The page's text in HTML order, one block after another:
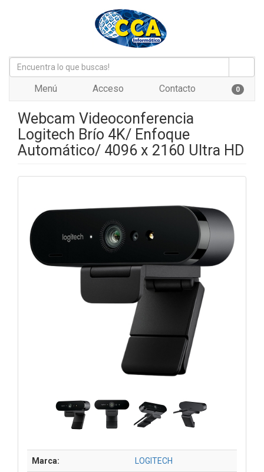
Menú Acceso Contacto 0
Webcam Videoconferencia
Logitech Brío 4K/ Enfoque
Automático/ 4096 x 2160 Ultra HD
Marca: LOGITECH